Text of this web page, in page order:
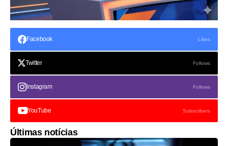
Facebook Likes
Twitter Follows
Instagram Follows
YouTube Subscribers
Últimas notícias